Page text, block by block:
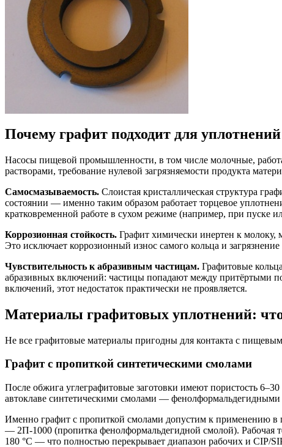
Почему графит подходит для
Насосы пищевой промышленности, в том числе молочные,
растворами, требование нулевой загрязняемости продукта
Самосмазываемость. Слоистая кристаллическая структура
состоянии — именно таким образом работает торцевое
кратковременной работе в сухом режиме (например, при пуске
Коррозионная стойкость. Графит химически инертен к
Это исключает коррозионный износ самого кольца и
Чувствительность к абразивным частицам. Графитовые
абразивных включений: частицы попадают между притёртыми
включений, этот недостаток практически не проявляется.
Материалы графитовых уплотнений:
Не все графитовые материалы пригодны для контакта с
Графит с пропиткой синтетическими смолами
После обжига углеграфитовые заготовки имеют пористость
автоклаве синтетическими смолами —
Именно графит с пропиткой смолами допустим к применению
— 2П-1000 (пропитка фенолформальдегидной смолой). Рабочая
180 °С — что полностью перекрывает диапазон рабочих и CIP/